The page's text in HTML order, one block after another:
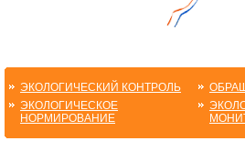
ЭКОЛОГИЧЕСКИЙ КОНТРОЛЬ
ЭКОЛОГИЧЕСКОЕ
НОРМИРОВАНИЕ